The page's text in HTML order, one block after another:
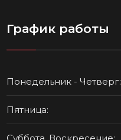
График работы
Понедельник - Четверг:
Пятница:
Суббота, Воскресение: